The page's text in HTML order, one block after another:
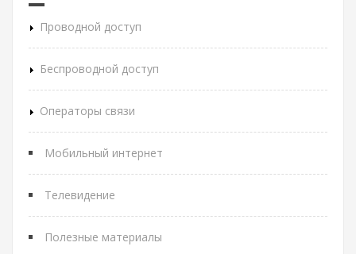
Проводной доступ
Беспроводной доступ
Операторы связи
Мобильный интернет
Телевидение
Полезные материалы